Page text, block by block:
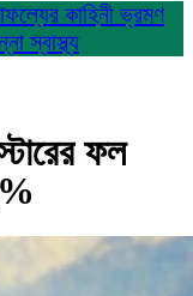
কাহিনীভ্রমণ
স্বাস্থ্য
ফল